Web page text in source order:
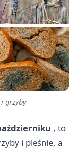
grzyby
, to
i pleśnie, a